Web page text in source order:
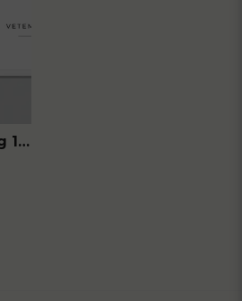
Etiketter för bakning 12st